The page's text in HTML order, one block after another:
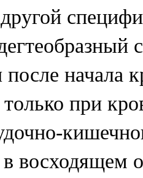
после начала
только при
в восходящем